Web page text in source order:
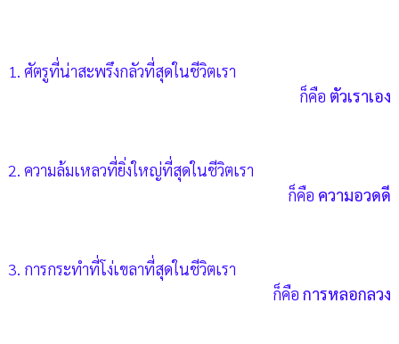
1. ศัตรูที่น่าสะพรึงกลัวที่สุดในชีวิตเรา
ก็คือ ตัวเราเอง
2. ความล้มเหลวที่ยิ่งใหญ่ที่สุดในชีวิตเรา
ก็คือ ความอวดดี
3. การกระทำที่โง่เขลาที่สุดในชีวิตเรา
ก็คือการหลอกลวง